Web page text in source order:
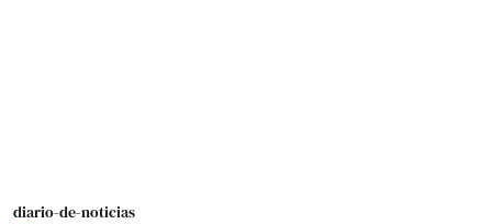
diario-de-noticias